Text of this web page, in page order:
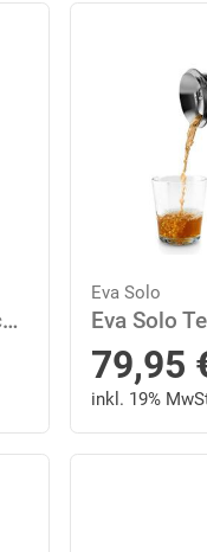
Eva Solo Karaffe »Kühlschrank-Karaffe Cantaloupe Woven 1 L«
Eva Solo
79,95
inkl. 19%